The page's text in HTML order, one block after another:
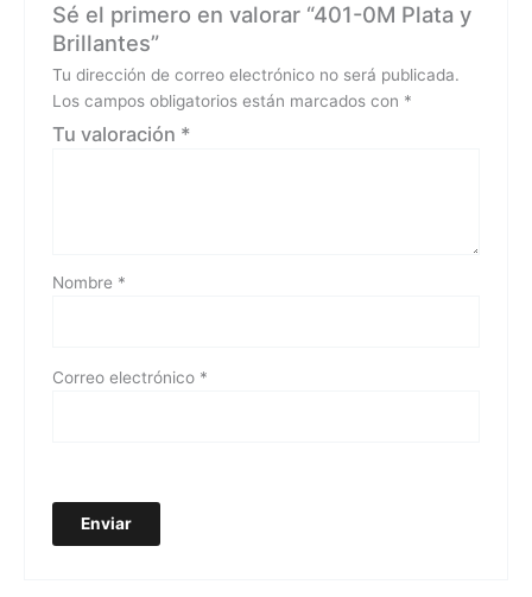
Sé el primero en valorar “401-0M Plata y
Brillantes”
Tu dirección de correo electrónico no será publicada.
Los campos obligatorios están marcados con *
Tu valoración *
Nombre *
Correo electrónico *